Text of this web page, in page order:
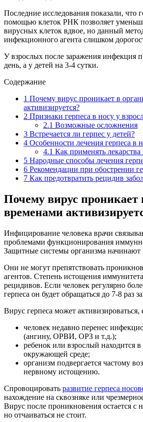
Последние исследования показали, что
помощью клеток РНК позволяет
вирусных клеток вдвое, но данный
инфекционного агента слишком
У взрослых после заражения инфекция
день, а у детей на 3-4 сутки.
Содержание
1 Почему вирус проникает в
активизируется?
2 Признаки герпеса в носу у
2.1 Возможные осложнения
3 Встречается ли герпес у детей?
4 Особенности лечения герпеса в
4.1 Как применять
5 Народные способы лечения
6 Рекомендации при обострении
7 Как предотвратить рецидив
Почему вирус проникает
временами
Инфицирование человека врачи
проблемами функционирования
Защитные системы организма начинают
Они не могут препятствовать
агентов. Степень истощения
рецидивов. Если человек регулярно
герпеса он будет обращаться до 7-8 раз
Вирус герпеса может активизироваться,
человек недавно перенес
(ангину, ОРВИ, ОРЗ и т.д.);
ребенок или взрослый находится
окружающей среде;
организм подвергается частому
нервному истощению.
Спровоцировать развитие герпеса
нахождение на сквозняке или
Вирус после проникновения остается с
но отчаиваться не стоит.